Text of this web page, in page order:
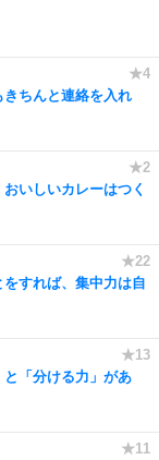
ちんと連絡を入れ
いしいカレーはつく
すれば、集中力は自
「分ける力」があ